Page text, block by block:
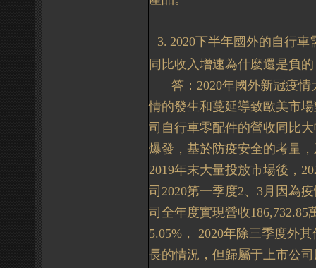
3. 2020下半年國外的自行車
同比收入增速為什麼還是負
答： 2020年國外新冠疫情
情的發生和蔓延導致歐美市
司自行車零配件的營收同比
爆發，基於防疫安全的考量
2019年末大量投放市場後，
司 2020第一季度2、 3月因為
司全年度實現營收186,732.85
5.05% ， 2020年除三季度外
長的情況，但歸屬于上市公